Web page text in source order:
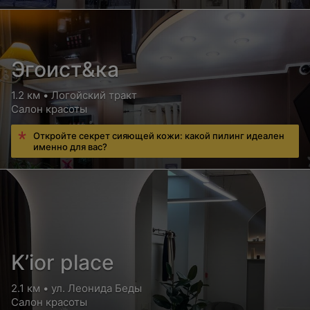
Цена по запросу
Аппаратный педикюр с долговременным
покрытием "френч" (снятие нашего покрытия
бесплатно)
Цена по запросу
Комбинированный педикюр
Цена по запросу
Комбинированный педикюр с покрытием лаком
Цена по запросу
Комбинированный педикюр с покрытием лаком
Эгоист&ка
1.2 км • Логойский тракт
Салон красоты
Откройте секрет сияющей кожи: какой пилинг идеален
именно для вас?
K’ior place
2.1 км • ул. Леонида Беды
Салон красоты